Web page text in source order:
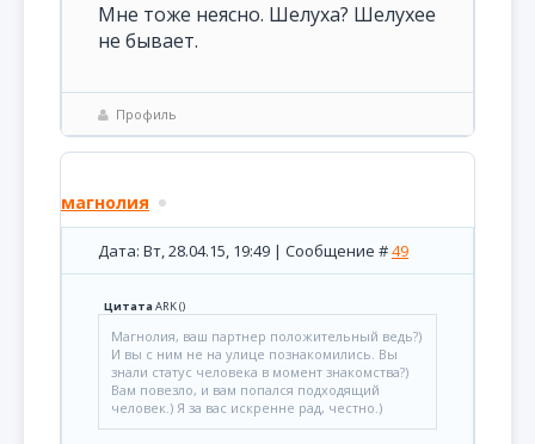
Мне тоже неясно. Шелуха? Шелухее
не бывает.
Профиль
магнолия
Дата: Вт, 28.04.15, 19:49 | Сообщение #49
ЦитатаARK()
Магнолия, ваш партнер положительный ведь?)
И вы с ним не на улице познакомились. Вы
знали статус человека в момент знакомства?)
Вам повезло, и вам попался подходящий
человек.) Я за вас искренне рад, честно.)